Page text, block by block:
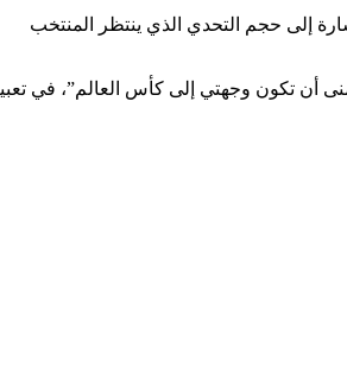
إلى حجم التحدي الذي ينتظر المنتخب
أن تكون وجهتي إلى كأس العالم”، في